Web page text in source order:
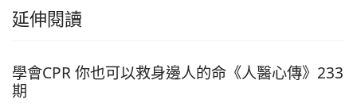
延伸閱讀
學會CPR 你也可以救身邊人的命《人醫心傳》233
期